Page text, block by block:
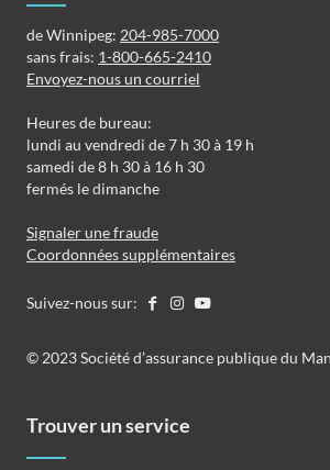
de Winnipeg: 204-985-7000
sans frais: 1-800-665-2410
Envoyez-nous un courriel
Heures de bureau:
lundi au vendredi de 7 h 30 à 19 h
samedi de 8 h 30 à 16 h 30
fermés le dimanche
Signaler une fraude
Coordonnées supplémentaires
Suivez-nous sur:
©️️ 2023 Société d’assurance publique du
Trouver un service